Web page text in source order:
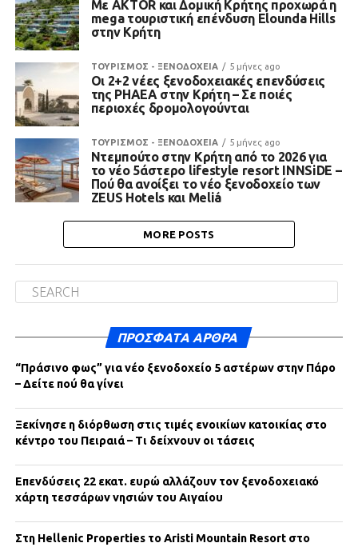
Με AKTOR και Δομική Κρήτης προχωρά η
mega τουριστική επένδυση Elounda Hills
στην Κρήτη
ΤΟΥΡΙΣΜΟΣ - ΞΕΝΟΔΟΧΕΙΑ 5 μήνες ago
Οι 2+2 νέες ξενοδοχειακές επενδύσεις
της PHAEA στην Κρήτη – Σε ποιές
περιοχές δρομολογούνται
ΤΟΥΡΙΣΜΟΣ - ΞΕΝΟΔΟΧΕΙΑ 5 μήνες ago
Ντεμπούτο στην Κρήτη από το 2026 για
το νέο 5άστερο lifestyle resort INNSiDE –
Πού θα ανοίξει το νέο ξενοδοχείo των
ZEUS Hotels και Meliá
MORE POSTS
ΠΡΌΣΦΑΤΑ ΆΡΘΡΑ
“Πράσινο φως” για νέο ξενοδοχείο 5 αστέρων στην Πάρο
– Δείτε πού θα γίνει
Ξεκίνησε η διόρθωση στις τιμές ενοικίων κατοικίας στο
κέντρο του Πειραιά – Τι δείχνουν οι τάσεις
Επενδύσεις 22 εκατ. ευρώ αλλάζουν τον ξενοδοχειακό
χάρτη τεσσάρων νησιών του Αιγαίου
Στη Hellenic Properties το Aristi Mountain Resort στο